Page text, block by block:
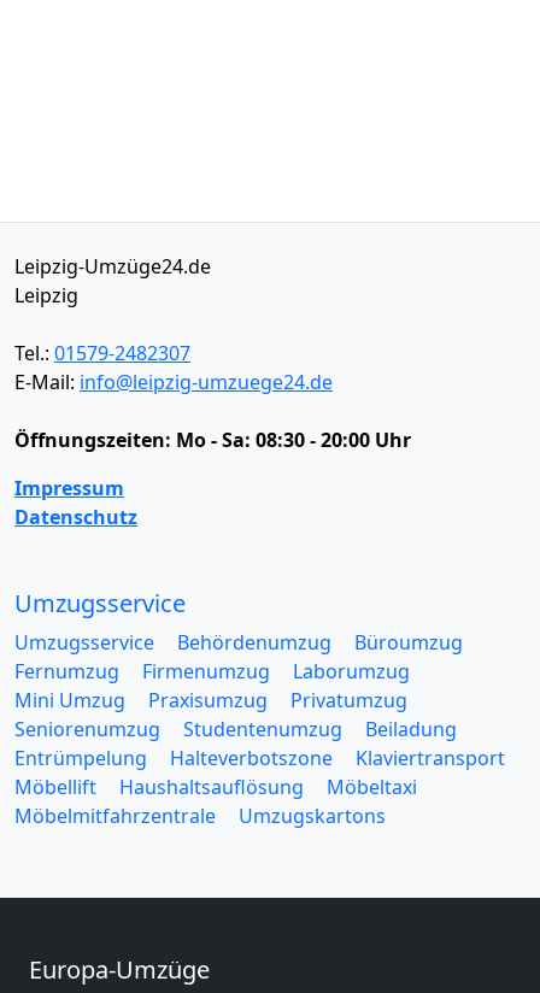
Leipzig-Umzüge24.de
Leipzig
Tel.: 01579-2482307
E-Mail: info@leipzig-umzuege24.de
Öffnungszeiten: Mo - Sa: 08:30 - 20:00 Uhr
Impressum
Datenschutz
Umzugsservice
Umzugsservice Behördenumzug
Büroumzug
Fernumzug
Firmenumzug
Laborumzug
Mini Umzug
Praxisumzug
Privatumzug
Seniorenumzug
Studentenumzug
Beiladung
Entrümpelung
Halteverbotszone
Klaviertransport
Möbellift
Haushaltsauflösung
Möbeltaxi
Möbelmitfahrzentrale
Umzugskartons
Europa-Umzüge